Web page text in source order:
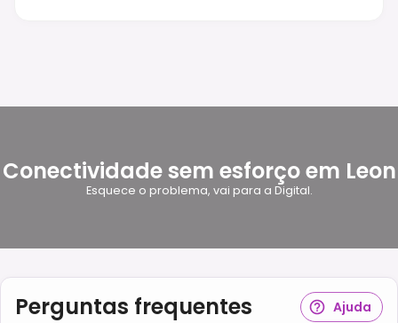
Conectividade sem esforço em Leon
Esquece o problema, vai para a Digital.
Perguntas frequentes Ajuda